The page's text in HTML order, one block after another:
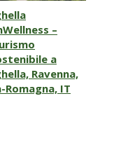
–
a
Ravenna,
Romagna, IT